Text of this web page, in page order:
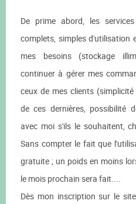
De prime abord, les
complets, simples d'utilisation
mes besoins (stockage
continuer à gérer mes
ceux de mes clients
de ces dernières, possibilité
avec moi s'ils le souhaitent,
Sans compter le fait que
gratuite ; un poids en moins
le mois prochain sera fait....
Dès mon inscription sur le